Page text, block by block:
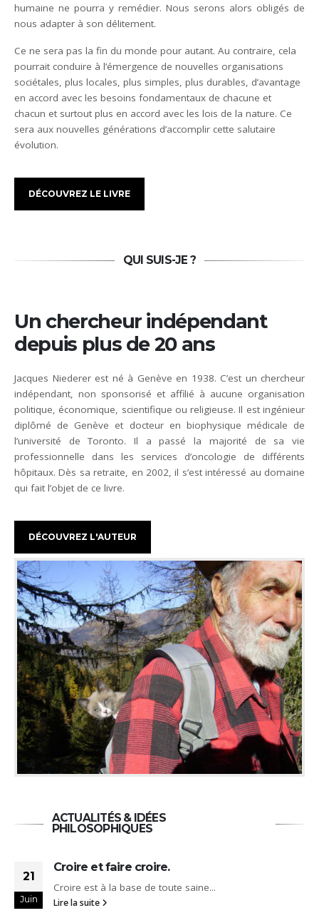
humaine ne pourra y remédier. Nous serons alors obligés de
nous adapter à son délitement.
Ce ne sera pas la fin du monde pour autant. Au contraire, cela
pourrait conduire à l’émergence de nouvelles organisations
sociétales, plus locales, plus simples, plus durables, d’avantage
en accord avec les besoins fondamentaux de chacune et
chacun et surtout plus en accord avec les lois de la nature. Ce
sera aux nouvelles générations d’accomplir cette salutaire
évolution.
DÉCOUVREZ LE LIVRE
QUI SUIS-JE ?
Un chercheur indépendant
depuis plus de 20 ans
Jacques Niederer est né à Genève en 1938. C’est un chercheur
indépendant, non sponsorisé et affilié à aucune organisation
politique, économique, scientifique ou religieuse. Il est ingénieur
diplômé de Genève et docteur en biophysique médicale de
l’université de Toronto. Il a passé la majorité de sa vie
professionnelle dans les services d’oncologie de différents
hôpitaux. Dès sa retraite, en 2002, il s’est intéressé au domaine
qui fait l’objet de ce livre.
DÉCOUVREZ L'AUTEUR
ACTUALITÉS & IDÉES
PHILOSOPHIQUES
Ma vision du problème.
Alors que nos dirigeants semblent